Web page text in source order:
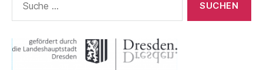
nach: